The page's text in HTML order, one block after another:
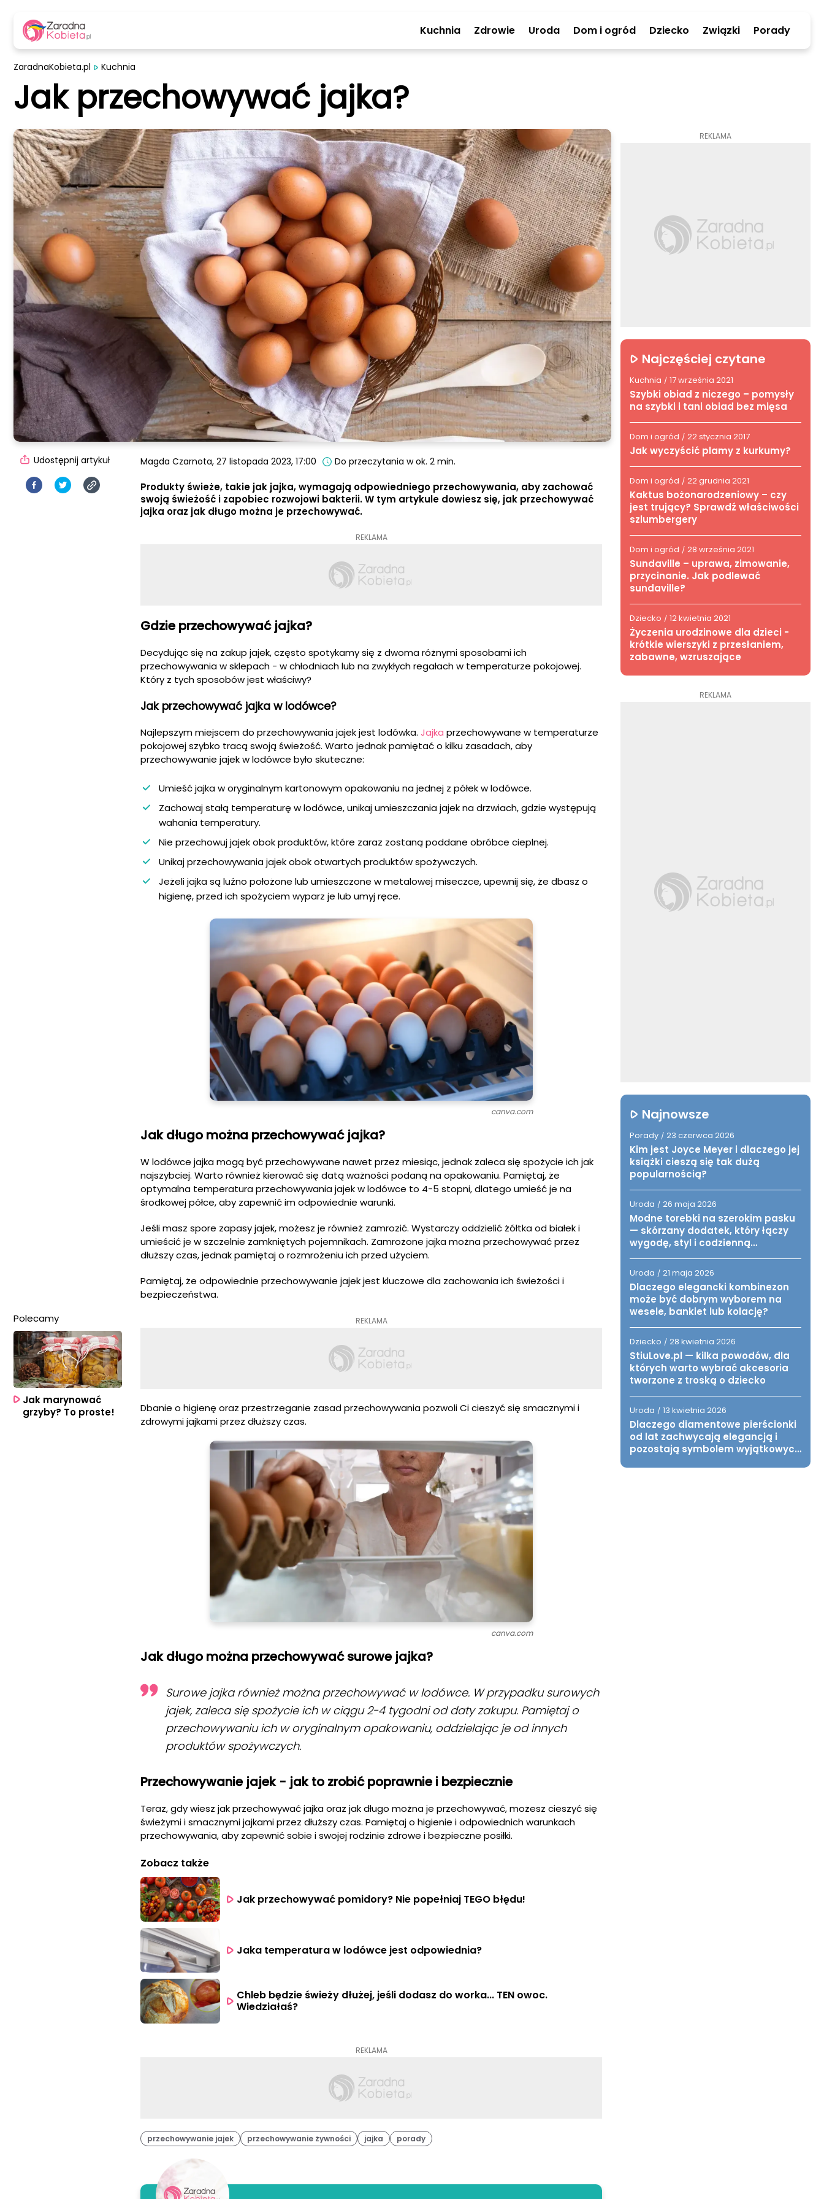
Kuchnia Zdrowie Uroda Dom i ogród Dziecko Związki Porady
ZaradnaKobieta.pl Kuchnia
Jak przechowywać jajka?
Magda Czarnota, 27 listopada 2023, 17:00 Do przeczytania w ok. 2 min.
Produkty świeże, takie jak jajka, wymagają odpowiedniego przechowywania, aby zachować
swoją świeżość i zapobiec rozwojowi bakterii. W tym artykule dowiesz się, jak przechowywać
jajka oraz jak długo można je przechowywać.
REKLAMA
Gdzie przechowywać jajka?
Decydując się na zakup jajek, często spotykamy się z dwoma różnymi sposobami ich
przechowywania w sklepach - w chłodniach lub na zwykłych regałach w temperaturze pokojowej.
Który z tych sposobów jest właściwy?
Jak przechowywać jajka w lodówce?
Najlepszym miejscem do przechowywania jajek jest lodówka. Jajka przechowywane w temperaturze
pokojowej szybko tracą swoją świeżość. Warto jednak pamiętać o kilku zasadach, aby
przechowywanie jajek w lodówce było skuteczne:
Umieść jajka w oryginalnym kartonowym opakowaniu na jednej z półek w lodówce.
Zachowaj stałą temperaturę w lodówce, unikaj umieszczania jajek na drzwiach, gdzie występują
wahania temperatury.
Nie przechowuj jajek obok produktów, które zaraz zostaną poddane obróbce cieplnej.
Unikaj przechowywania jajek obok otwartych produktów spożywczych.
Jeżeli jajka są luźno położone lub umieszczone w metalowej miseczce, upewnij się, że dbasz o
higienę, przed ich spożyciem wyparz je lub umyj ręce.
canva.com
Jak długo można przechowywać jajka?
W lodówce jajka mogą być przechowywane nawet przez miesiąc, jednak zaleca się spożycie ich jak
najszybciej. Warto również kierować się datą ważności podaną na opakowaniu. Pamiętaj, że
optymalna temperatura przechowywania jajek w lodówce to 4-5 stopni, dlatego umieść je na
środkowej półce, aby zapewnić im odpowiednie warunki.
Jeśli masz spore zapasy jajek, możesz je również zamrozić. Wystarczy oddzielić żółtka od białek i
umieścić je w szczelnie zamkniętych pojemnikach. Zamrożone jajka można przechowywać przez
dłuższy czas, jednak pamiętaj o rozmrożeniu ich przed użyciem.
Pamiętaj, że odpowiednie przechowywanie jajek jest kluczowe dla zachowania ich świeżości i
bezpieczeństwa.
REKLAMA
Dbanie o higienę oraz przestrzeganie zasad przechowywania pozwoli Ci cieszyć się smacznymi i
zdrowymi jajkami przez dłuższy czas.
canva.com
Jak długo można przechowywać surowe jajka?
Surowe jajka również można przechowywać w lodówce. W przypadku surowych
jajek, zaleca się spożycie ich w ciągu 2-4 tygodni od daty zakupu. Pamiętaj o
przechowywaniu ich w oryginalnym opakowaniu, oddzielając je od innych
produktów spożywczych.
Przechowywanie jajek - jak to zrobić poprawnie i bezpiecznie
Teraz, gdy wiesz jak przechowywać jajka oraz jak długo można je przechowywać, możesz cieszyć się
świeżymi i smacznymi jajkami przez dłuższy czas. Pamiętaj o higienie i odpowiednich warunkach
przechowywania, aby zapewnić sobie i swojej rodzinie zdrowe i bezpieczne posiłki.
Zobacz także
Jak przechowywać pomidory? Nie popełniaj TEGO błędu!
Chleb będzie świeży dłużej, jeśli dodasz do worka... TEN owoc.
Wiedziałaś?
REKLAMA
przechowywanie jajek przechowywanie żywności jajka porady
Udostępnij artykuł
Polecamy
Jak marynować
grzyby? To proste!
REKLAMA
Najczęściej czytane
Kuchnia / 17 września 2021
Szybki obiad z niczego – pomysły
na szybki i tani obiad bez mięsa
Dom i ogród / 22 stycznia 2017
Jak wyczyścić plamy z kurkumy?
Dom i ogród / 22 grudnia 2021
Kaktus bożonarodzeniowy – czy
jest trujący? Sprawdź właściwości
szlumbergery
Dom i ogród / 28 września 2021
Sundaville – uprawa, zimowanie,
przycinanie. Jak podlewać
sundaville?
Dziecko / 12 kwietnia 2021
Życzenia urodzinowe dla dzieci -
krótkie wierszyki z przesłaniem,
zabawne, wzruszające
REKLAMA
Najnowsze
Porady / 23 czerwca 2026
Kim jest Joyce Meyer i dlaczego jej
książki cieszą się tak dużą
popularnością?
Uroda / 26 maja 2026
Modne torebki na szerokim pasku
— skórzany dodatek, który łączy
wygodę, styl i codzienną
Uroda / 21 maja 2026
Dlaczego elegancki kombinezon
może być dobrym wyborem na
wesele, bankiet lub kolację?
Dziecko / 28 kwietnia 2026
StiuLove.pl — kilka powodów, dla
których warto wybrać akcesoria
tworzone z troską o dziecko
Uroda / 13 kwietnia 2026
Dlaczego diamentowe pierścionki
od lat zachwycają elegancją i
pozostają symbolem wyjątkowych